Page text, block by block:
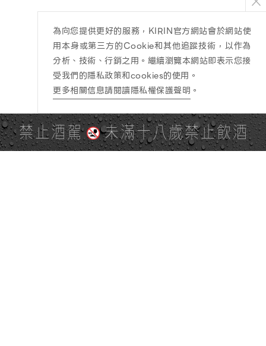
禁止酒駕 未滿十八歲禁止飲酒
為向您提供更好的服務，KIRIN官方網站會於網站使
用本身或第三方的Cookie和其他追蹤技術，以作為
分析、技術、行銷之用。繼續瀏覽本網站即表示您接
受我們的隱私政策和cookies的使用。
更多相關信息請閱讀隱私權保護聲明 。
PAGE TOP